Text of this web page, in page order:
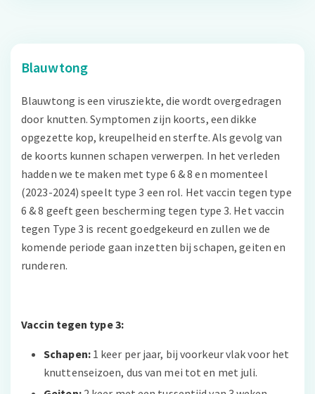
Blauwtong
Blauwtong is een virusziekte, die wordt overgedragen
door knutten. Symptomen zijn koorts, een dikke
opgezette kop, kreupelheid en sterfte. Als gevolg van
de koorts kunnen schapen verwerpen. In het verleden
hadden we te maken met type 6 & 8 en momenteel
(2023-2024) speelt type 3 een rol. Het vaccin tegen type
6 & 8 geeft geen bescherming tegen type 3. Het vaccin
tegen Type 3 is recent goedgekeurd en zullen we de
komende periode gaan inzetten bij schapen, geiten en
runderen.
Vaccin tegen type 3:
Schapen: 1 keer per jaar, bij voorkeur vlak voor het
knuttenseizoen, dus van mei tot en met juli.